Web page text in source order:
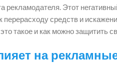
рекламодателя. Этот
средств и
такое и как можно защитить
на